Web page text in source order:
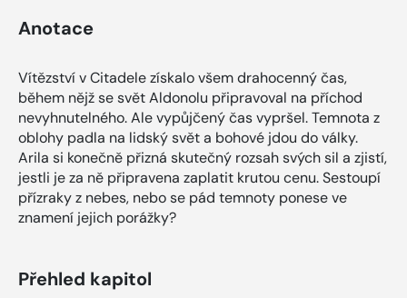
Anotace
Vítězství v Citadele získalo všem drahocenný čas,
během nějž se svět Aldonolu připravoval na příchod
nevyhnutelného. Ale vypůjčený čas vypršel. Temnota z
oblohy padla na lidský svět a bohové jdou do války.
Arila si konečně přizná skutečný rozsah svých sil a zjistí,
jestli je za ně připravena zaplatit krutou cenu. Sestoupí
přízraky z nebes, nebo se pád temnoty ponese ve
znamení jejich porážky?
Přehled kapitol